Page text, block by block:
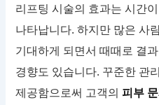
리프팅 시술의 효과는 시간
나타납니다. 하지만 많은 사
기대하게 되면서 때때로 결
경향도 있습니다. 꾸준한 관
제공함으로써 고객의피부